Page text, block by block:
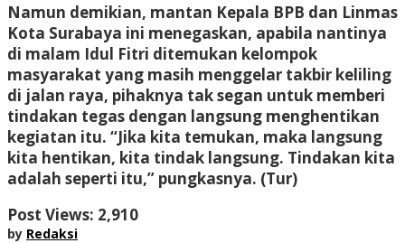
Namun demikian, mantan Kepala BPB dan Linmas
Kota Surabaya ini menegaskan, apabila nantinya
di malam Idul Fitri ditemukan kelompok
masyarakat yang masih menggelar takbir keliling
di jalan raya, pihaknya tak segan untuk memberi
tindakan tegas dengan langsung menghentikan
kegiatan itu. “Jika kita temukan, maka langsung
kita hentikan, kita tindak langsung. Tindakan kita
adalah seperti itu,” pungkasnya. (Tur)
Post Views: 2,910
by Redaksi